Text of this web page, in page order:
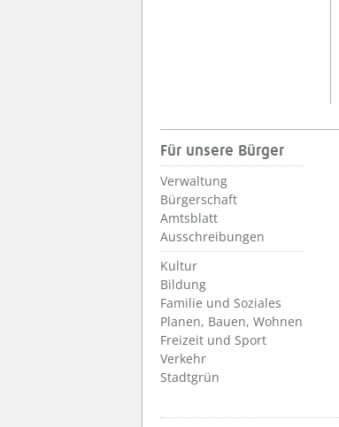
Für unsere Bürger
Verwaltung
Bürgerschaft
Amtsblatt
Ausschreibungen
Kultur
Bildung
Familie und Soziales
Planen, Bauen, Wohnen
Freizeit und Sport
Verkehr
Stadtgrün